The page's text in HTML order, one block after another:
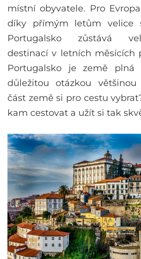
místní obyvatele. Pro
díky přímým letům velice
Portugalsko zůstává
destinací v letních měsících
Portugalsko je země plná
důležitou otázkou většinou
část země si pro cestu
kam cestovat a užít si tak